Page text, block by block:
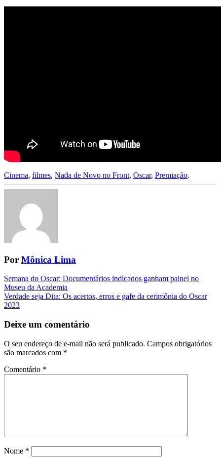
Cinema, filmes, Nada de Novo no Front, Oscar, Premiação.
Por Mônica Lima
Navegação
da
Postagem
Semana do Oscar: Documentários indicados ganham painel no
Museu da Academia
Verdade seja Dita: Os acertos, erros e gafe da cerimônia do Oscar
2023
Deixe um comentário
O seu endereço de e-mail não será publicado. Campos obrigatórios
são marcados com *
Comentário *
Nome *